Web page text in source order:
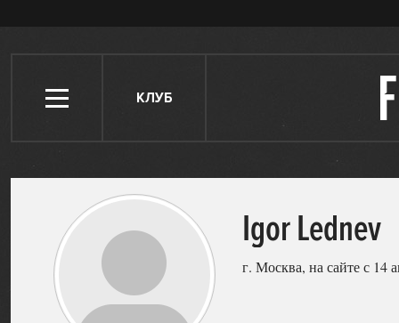
КЛУБ
Igor Lednev
г. Москва, на сайте с 14